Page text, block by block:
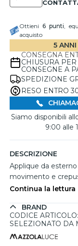
Ottieni 6punti,
acquisto
5
CONSEGNA
CHIUSURA PER
CONSEGNE A
SPEDIZIONE
RESO ENTRO
Siamo disponibili
9:00 alle
DESCRIZIONE
Applique da
movimento e
percorsi esterni
nero integra il
creando una
luce bianca calda
Continua la lettura
BRAND
CODICE
SELEZIONATO DA